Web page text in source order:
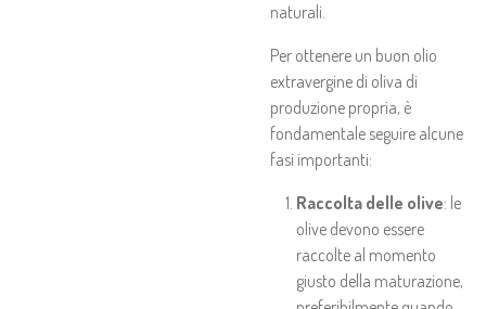
naturali.
Per ottenere un buon olio
extravergine di oliva di
produzione propria, è
fondamentale seguire alcune
fasi importanti:
Raccolta delle olive: le
olive devono essere
raccolte al momento
giusto della maturazione,